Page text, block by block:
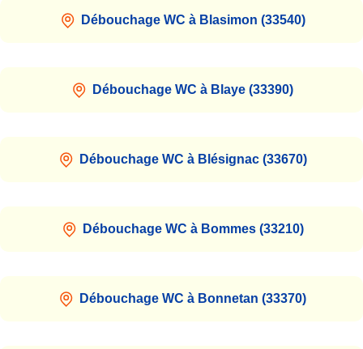
Débouchage WC à Blasimon (33540)
Débouchage WC à Blaye (33390)
Débouchage WC à Blésignac (33670)
Débouchage WC à Bommes (33210)
Débouchage WC à Bonnetan (33370)